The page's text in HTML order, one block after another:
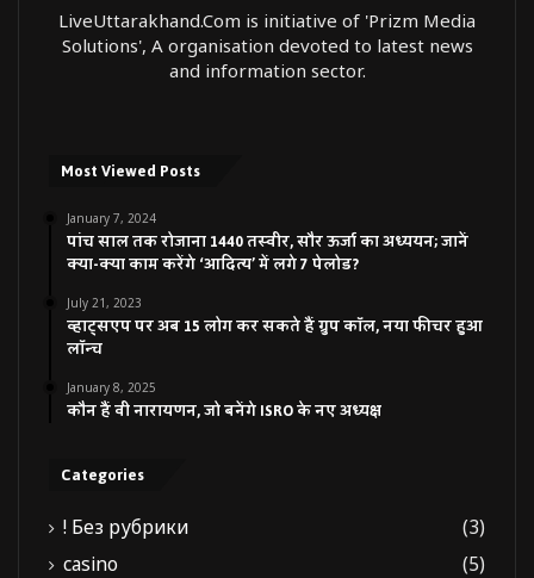
LiveUttarakhand.Com is initiative of 'Prizm Media
Solutions', A organisation devoted to latest news
and information sector.
Most Viewed Posts
January 7, 2024
पांच साल तक रोजाना 1440 तस्वीर, सौर ऊर्जा का अध्ययन; जानें
क्या-क्या काम करेंगे ‘आदित्य’ में लगे 7 पेलोड?
July 21, 2023
व्हाट्सएप पर अब 15 लोग कर सकते हैं ग्रुप कॉल, नया फीचर हुआ
लॉन्च
January 8, 2025
कौन हैं वी नारायणन, जो बनेंगे ISRO के नए अध्यक्ष
Categories
! Без рубрики
(3)
casino
(5)